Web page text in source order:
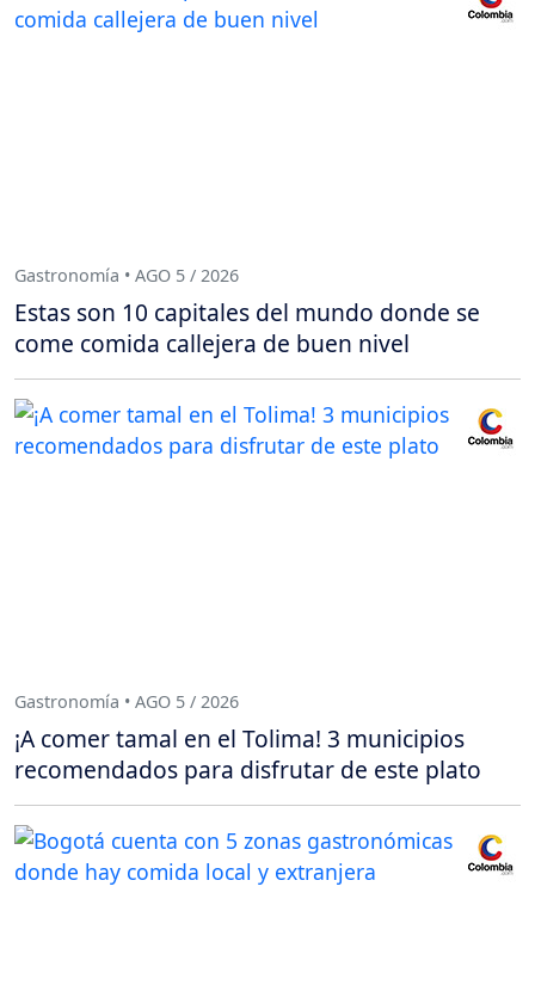
Gastronomía • AGO 5 / 2026
Estas son 10 capitales del mundo donde se
come comida callejera de buen nivel
Gastronomía • AGO 5 / 2026
¡A comer tamal en el Tolima! 3 municipios
recomendados para disfrutar de este plato